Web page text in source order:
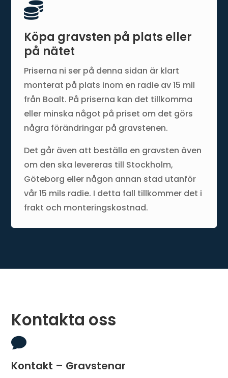

Köpa gravsten på plats eller
på nätet
Priserna ni ser på denna sidan är klart
monterat på plats inom en radie av 15 mil
från Boalt. På priserna kan det tillkomma
eller minska något på priset om det görs
några förändringar på gravstenen.
Det går även att beställa en gravsten även
om den ska levereras till Stockholm,
Göteborg eller någon annan stad utanför
vår 15 mils radie. I detta fall tillkommer det i
frakt och monteringskostnad.
Kontakta oss

Kontakt – Gravstenar